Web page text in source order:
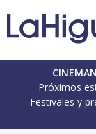
Próximos
Festivales y